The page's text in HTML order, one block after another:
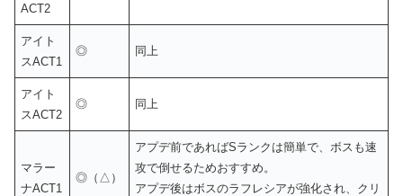
ACT2
アイト
スACT1
◎ 同上
アイト
スACT2
◎ 同上
マラー
ナACT1
◎（△）
アプデ前であればSランクは簡単で、ボスも速
攻で倒せるためおすすめ。
アプデ後はボスのラフレシアが強化され、クリ